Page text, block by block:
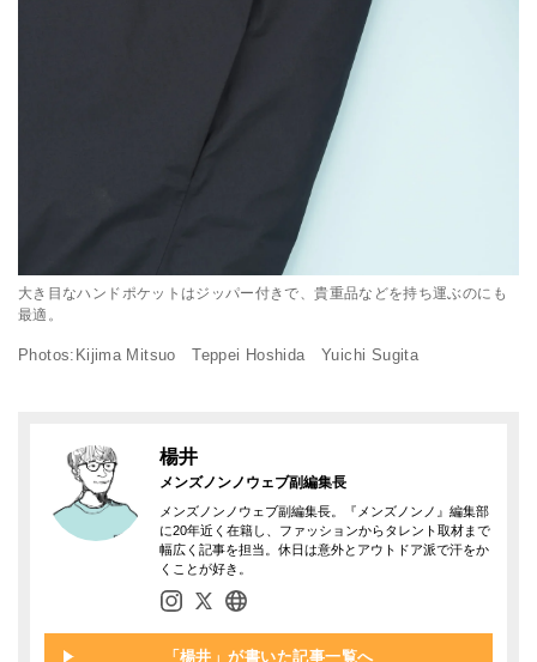
大き目なハンドポケットはジッパー付きで、貴重品などを持ち運ぶのにも
最適。
Photos:Kijima Mitsuo Teppei Hoshida Yuichi Sugita
楊井
メンズノンノウェブ副編集長
メンズノンノウェブ副編集長。『メンズノンノ』編集部
に20年近く在籍し、ファッションからタレント取材まで
幅広く記事を担当。休日は意外とアウトドア派で汗をか
くことが好き。
「楊井」が書いた記事一覧へ